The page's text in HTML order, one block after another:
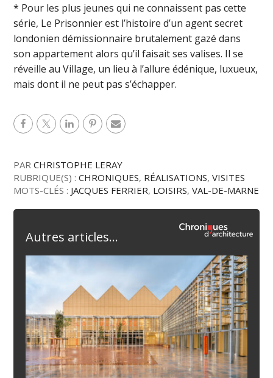
* Pour les plus jeunes qui ne connaissent pas cette
série, Le Prisonnier est l’histoire d’un agent secret
londonien démissionnaire brutalement gazé dans
son appartement alors qu’il faisait ses valises. Il se
réveille au Village, un lieu à l’allure édénique, luxueux,
mais dont il ne peut pas s’échapper.
PARCHRISTOPHE LERAY
RUBRIQUE(S) :CHRONIQUES, RÉALISATIONS,VISITES
MOTS-CLÉS : JACQUES FERRIER, LOISIRS,VAL-DE-MARNE
Autres articles...